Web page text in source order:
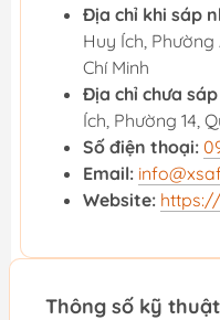
Địa chỉ khi sáp
Huy Ích,
Chí Minh
Địa chỉ chưa
Ích, Phường 14,
Số điện thoại:
Email:
Website:
Thông số kỹ thuật